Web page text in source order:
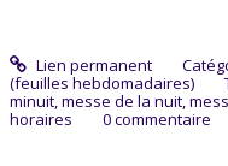
Lien permanent
(feuilles hebdomadaires)
minuit,messe de la nuit,
horaires
0commentaire